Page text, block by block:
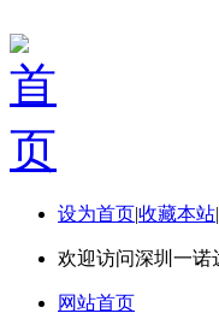
设为首页|收藏本站|
欢迎访问深圳一诺
网站首页